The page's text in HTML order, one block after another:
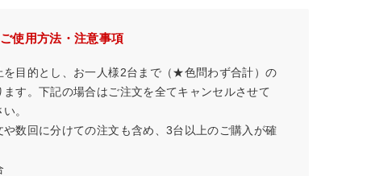
ご使用方法・注意事項
目的とし、お一人様2台まで（★色問わず合計）の
す。下記の場合はご注文を全てキャンセルさせて
。
や数回に分けての注文も含め、3台以上のご購入が確